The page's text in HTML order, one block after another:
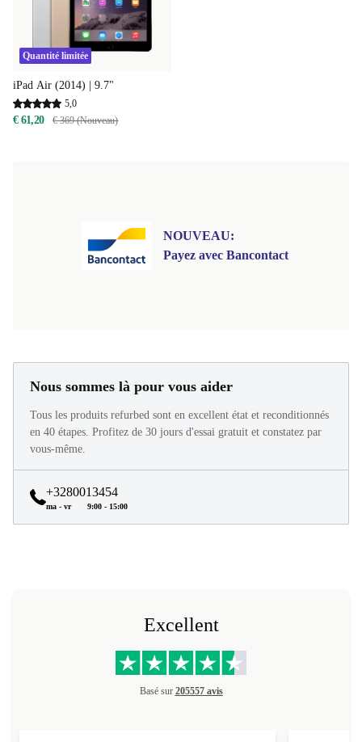
Quantité limitée
iPad Air (2014) | 9.7"
5,0
€ 61,20 € 369 (Nouveau)
NOUVEAU:
Payez avec Bancontact
Nous sommes là pour vous aider
Tous les produits refurbed sont en excellent état et reconditionnés
en 40 étapes. Profitez de 30 jours d'essai gratuit et constatez par
vous-même.
+3280013454
ma - vr 9:00 - 15:00
Excellent
Basé sur 205557 avis